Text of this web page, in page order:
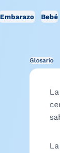
Embarazo Bebé
Glosario